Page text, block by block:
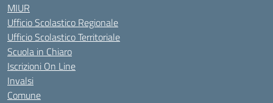
MIUR
Ufficio Scolastico Regionale
Ufficio Scolastico Territoriale
Scuola in Chiaro
Iscrizioni On Line
Invalsi
Comune